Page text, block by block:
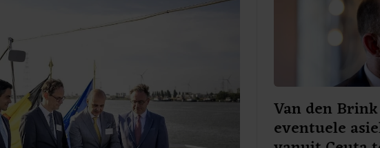
Van den
eventuele